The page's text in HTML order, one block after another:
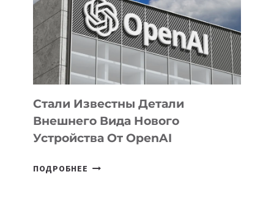
ПО
РАЗВИТИЮ
ЭКОСИСТЕМЫ
ИСКУССТВЕННОГО
ИНТЕЛЛЕКТА
Стали Известны Детали
Внешнего Вида Нового
Устройства От OpenAI
ПОДРОБНЕЕ СТАЛИ